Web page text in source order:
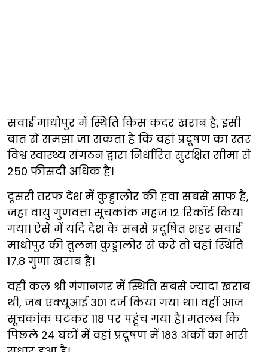
सवाई माधोपुर में स्थिति किस कदर खराब है, इसी
बात से समझा जा सकता है कि वहां प्रदूषण का स्तर
विश्व स्वास्थ्य संगठन द्वारा निर्धारित सुरक्षित सीमा से
250 फीसदी अधिक है।
दूसरी तरफ देश में कुड्डालोर की हवा सबसे साफ है,
जहां वायु गुणवत्ता सूचकांक महज 12 रिकॉर्ड किया
गया। ऐसे में यदि देश के सबसे प्रदूषित शहर सवाई
माधोपुर की तुलना कुड्डालोर से करें तो वहां स्थिति
17.8 गुणा खराब है।
वहीं कल श्री गंगानगर में स्थिति सबसे ज्यादा खराब
थी, जब एक्यूआई 301 दर्ज किया गया था। वहीं आज
सूचकांक घटकर 118 पर पहुंच गया है। मतलब कि
पिछले 24 घंटों में वहां प्रदूषण में 183 अंकों का भारी